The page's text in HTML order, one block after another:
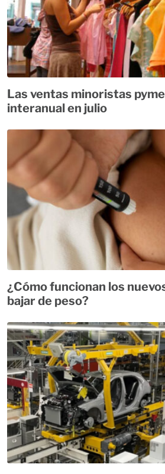
Las ventas minoristas
interanual en julio
¿Cómo funcionan los
bajar de peso?